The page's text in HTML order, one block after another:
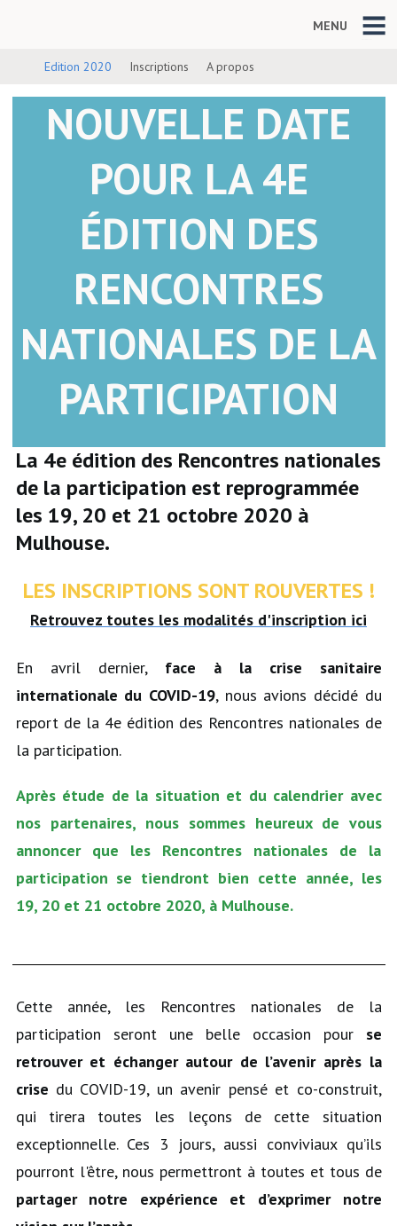
MENU
Edition 2020 Inscriptions A propos
NOUVELLE DATE
POUR LA 4E
ÉDITION DES
RENCONTRES
NATIONALES DE LA
PARTICIPATION
La 4e édition des Rencontres nationales
de la participation est reprogrammée
les 19, 20 et 21 octobre 2020 à
Mulhouse.
LES INSCRIPTIONS SONT ROUVERTES !
Retrouvez toutes les modalités d'inscription ici
En avril dernier, face à la crise sanitaire
internationale du COVID-19, nous avions décidé du
report de la 4e édition des Rencontres nationales de
la participation.
Après étude de la situation et du calendrier avec
nos partenaires, nous sommes heureux de vous
annoncer que les Rencontres nationales de la
participation se tiendront bien cette année, les
19, 20 et 21 octobre 2020, à Mulhouse.
Cette année, les Rencontres nationales de la
participation seront une belle occasion pour se
retrouver et échanger autour de l’avenir après la
crise du COVID-19, un avenir pensé et co-construit,
qui tirera toutes les leçons de cette situation
exceptionnelle. Ces 3 jours, aussi conviviaux qu’ils
pourront l'être, nous permettront à toutes et tous de
partager notre expérience et d’exprimer notre